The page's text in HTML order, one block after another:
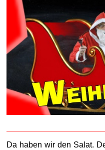
Da haben wir den Salat.